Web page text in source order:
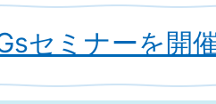
セミナーを開